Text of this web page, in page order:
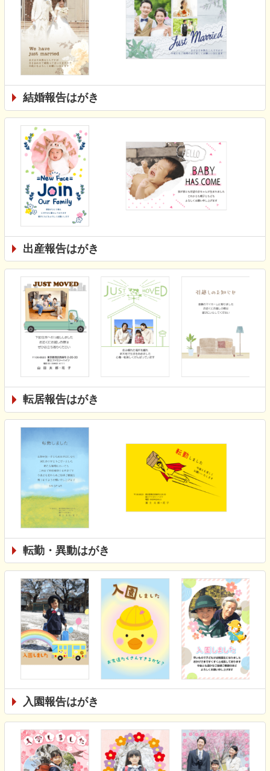
結婚報告はがき
出産報告はがき
転居報告はがき
転勤・異動はがき
入園報告はがき